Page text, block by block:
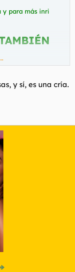
y para más inri
y sí, es una cría.